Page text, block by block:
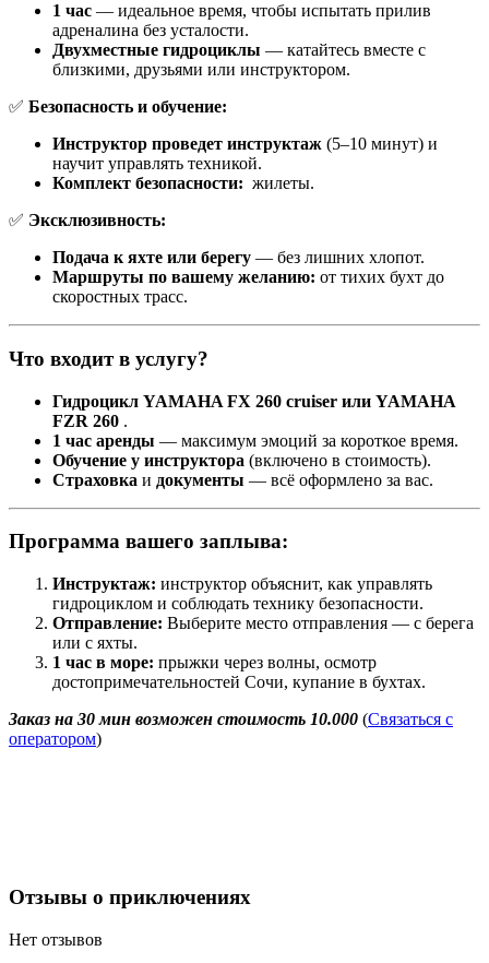
1 час — идеальное время, чтобы испытать прилив
адреналина без усталости.
Двухместные гидроциклы — катайтесь вместе с
близкими, друзьями или инструктором.
✅ Безопасность и обучение:
Инструктор проведет инструктаж (5–10 минут) и
научит управлять техникой.
Комплект безопасности: жилеты.
✅ Эксклюзивность:
Подача к яхте или берегу — без лишних хлопот.
Маршруты по вашему желанию: от тихих бухт до
скоростных трасс.
Что входит в услугу?
Гидроцикл YAMAHA FX 260 cruiser или YAMAHA
FZR 260 .
1 час аренды — максимум эмоций за короткое время.
Обучение у инструктора (включено в стоимость).
Страховка и документы — всё оформлено за вас.
Программа вашего заплыва:
Инструктаж: инструктор объяснит, как управлять
гидроциклом и соблюдать технику безопасности.
Отправление: Выберите место отправления — с берега
или с яхты.
1 час в море: прыжки через волны, осмотр
достопримечательностей Сочи, купание в бухтах.
Заказ на 30 мин возможен стоимость 10.000 (Связаться с
оператором)
Отзывы о приключениях
Нет отзывов